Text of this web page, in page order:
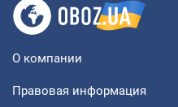
О компании
Правовая информация